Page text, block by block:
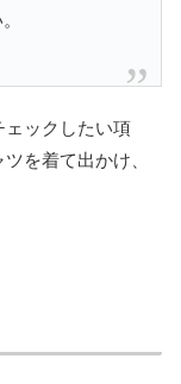
ェックしたい項
を着て出かけ、